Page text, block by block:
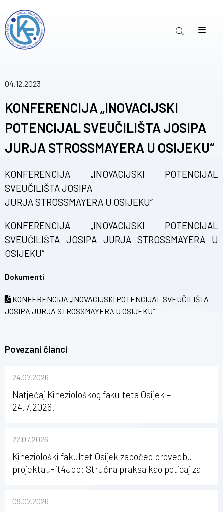
04.12.2023
KONFERENCIJA „INOVACIJSKI
POTENCIJAL SVEUČILIŠTA JOSIPA
JURJA STROSSMAYERA U OSIJEKU“
KONFERENCIJA „INOVACIJSKI POTENCIJAL
SVEUČILIŠTA JOSIPA
JURJA STROSSMAYERA U OSIJEKU“
KONFERENCIJA „INOVACIJSKI POTENCIJAL
SVEUČILIŠTA JOSIPA JURJA STROSSMAYERA U
OSIJEKU“
Dokumenti
KONFERENCIJA „INOVACIJSKI POTENCIJAL SVEUČILIŠTA
JOSIPA JURJA STROSSMAYERA U OSIJEKU“
Povezani članci
24.07.2026
Natječaj Kineziološkog fakulteta Osijek –
24.7.2026.
22.07.2026
Kineziološki fakultet Osijek započeo provedbu
projekta „Fit4Job: Stručna praksa kao poticaj za
09.07.2026